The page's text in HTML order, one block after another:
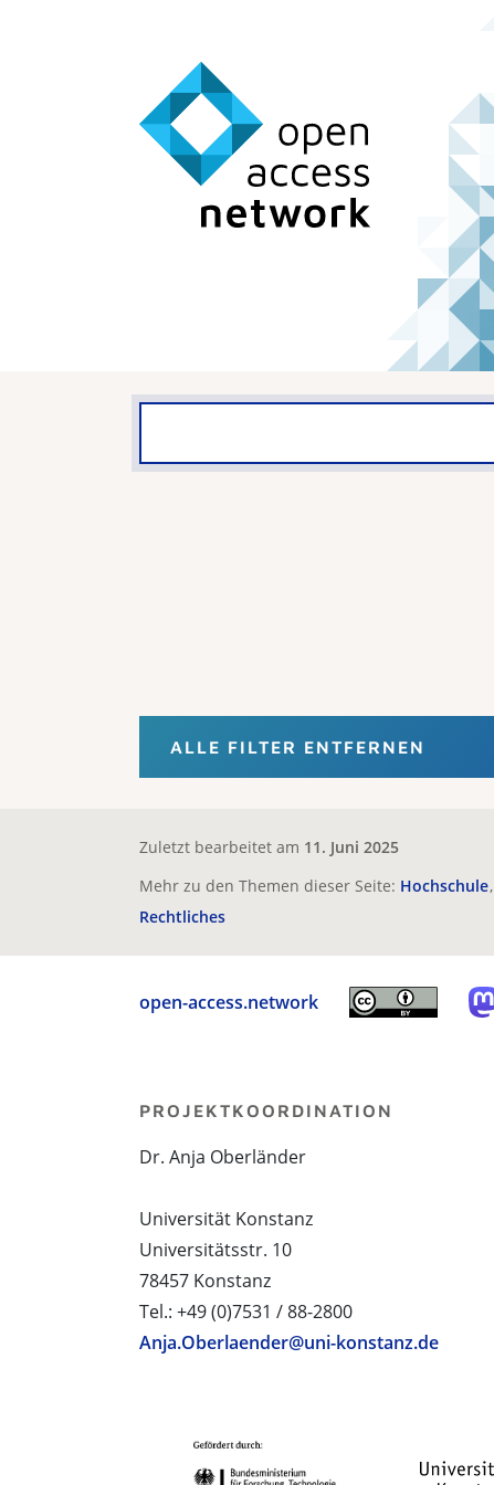
ALLE FILTER ENTFERNEN
Zuletzt bearbeitet am 11. Juni 2025
Mehr zu den Themen dieser Seite: Hochschule
Rechtliches
open-access.network
PROJEKTKOORDINATION
Dr. Anja Oberländer
Universität Konstanz
Universitätsstr. 10
78457 Konstanz
Tel.: +49 (0)7531 / 88-2800
Anja.Oberlaender@uni-konstanz.de